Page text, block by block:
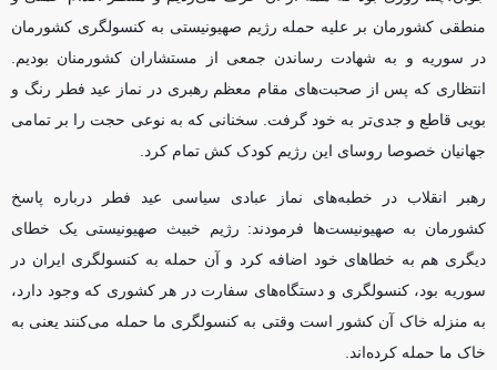
منطقی کشورمان بر علیه حمله رژیم صهیونیستی به کنسولگری کشورمان
در سوریه و به شهادت رساندن جمعی از مستشاران کشورمنان بودیم.
انتظاری که پس از صحبت‌های مقام معظم رهبری در نماز عید فطر رنگ و
بویی قاطع و جدی‌تر به خود گرفت. سخنانی که به نوعی حجت را بر تمامی
جهانیان خصوصا روسای این رژیم کودک کش تمام کرد.
رهبر انقلاب در خطبه‌های نماز عبادی سیاسی عید فطر درباره پاسخ
کشورمان به صهیونیست‌ها فرمودند: رژیم خبیث صهیونیستی یک خطای
دیگری هم به خطا‌های خود اضافه کرد و آن حمله به کنسولگری ایران در
سوریه بود، کنسولگری و دستگاه‌های سفارت در هر کشوری که وجود دارد،
به منزله خاک آن کشور است وقتی به کنسولگری ما حمله می‌کنند یعنی به
خاک ما حمله کرده‌اند.